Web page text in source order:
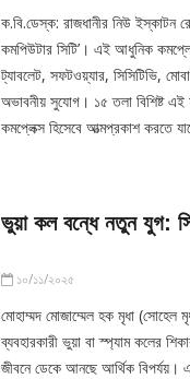
ক.বি.ডেস্ক: রাজধানীর নিউ ইস্কাটন
কমপিউটার সিটি’। এই আধুনিক
ট্যাবলেট, সফটওয়্যার, সিসিটিভি,
অভাবনীয় সুযোগ। ১৫ তলা বিশিষ্ট
কমপ্লেক্স হিসেবে আত্মপ্রকাশ করতে
ভুয়া কল বন্ধে নতুন যুগ:
১০/১১/২০২৫
মোহাম্মদ মোজাম্মেল হক মৃধা (সোহেল
ব্যবহারকারী ভুয়া বা স্প্যাম কলের
জীবনে ডেকে আনছে আর্থিক